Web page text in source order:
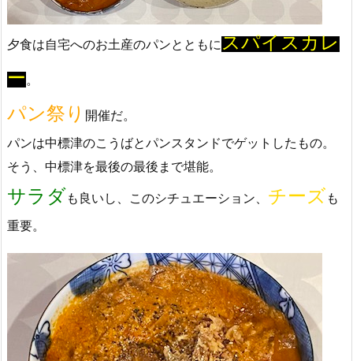
夕食は自宅へのお土産のパンとともにスパイスカレ
ー。
パン祭り 開催だ。
パンは中標津のこうばとパンスタンドでゲットしたもの。
そう、中標津を最後の最後まで堪能。
サラダも良いし、このシチュエーション、 チーズ も
重要。